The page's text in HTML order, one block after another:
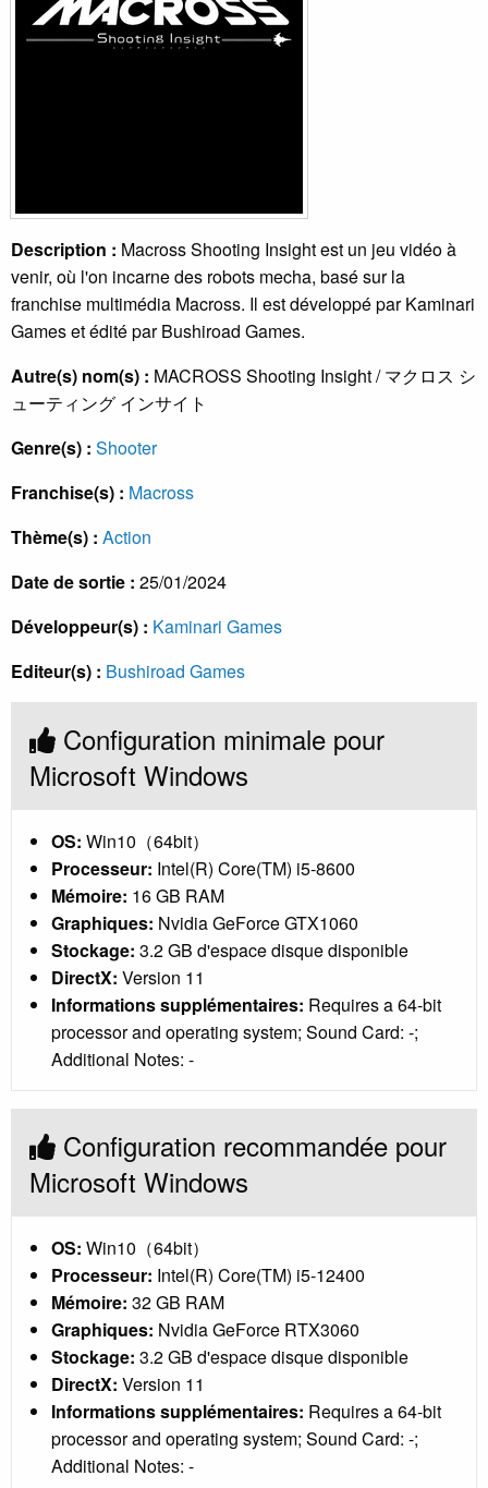
Description : Macross Shooting Insight est un jeu vidéo à
venir, où l'on incarne des robots mecha, basé sur la
franchise multimédia Macross. Il est développé par Kaminari
Games et édité par Bushiroad Games.
Autre(s) nom(s) : MACROSS Shooting Insight / マクロス シ
ューティング インサイト
Genre(s) : Shooter
Franchise(s) : Macross
Thème(s) : Action
Date de sortie : 25/01/2024
Développeur(s) : Kaminari Games
Editeur(s) : Bushiroad Games
Configuration minimale pour
Microsoft Windows
OS: Win10（64bit）
Processeur: Intel(R) Core(TM) i5-8600
Mémoire: 16 GB RAM
Graphiques: Nvidia GeForce GTX1060
Stockage: 3.2 GB d'espace disque disponible
DirectX: Version 11
Informations supplémentaires: Requires a 64-bit
processor and operating system; Sound Card: -;
Additional Notes: -
Configuration recommandée pour
Microsoft Windows
OS: Win10（64bit）
Processeur: Intel(R) Core(TM) i5-12400
Mémoire: 32 GB RAM
Graphiques: Nvidia GeForce RTX3060
Stockage: 3.2 GB d'espace disque disponible
DirectX: Version 11
Informations supplémentaires: Requires a 64-bit
processor and operating system; Sound Card: -;
Additional Notes: -